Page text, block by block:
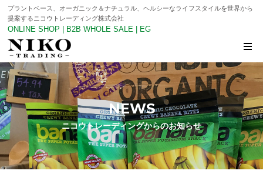
プラントベース、オーガニック＆ナチュラル、ヘルシーなライフスタイルを世界から
提案するニコウトレーディング株式会社
ONLINE SHOP B2B WHOLE SALE EG
NEWS
ニコウトレーディングからのお知らせ